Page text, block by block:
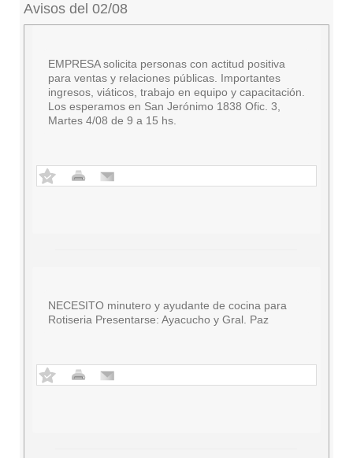
Avisos del 02/08
EMPRESA solicita personas con actitud positiva
para ventas y relaciones públicas. Importantes
ingresos, viáticos, trabajo en equipo y capacitación.
Los esperamos en San Jerónimo 1838 Ofic. 3,
Martes 4/08 de 9 a 15 hs.
NECESITO minutero y ayudante de cocina para
Rotiseria Presentarse: Ayacucho y Gral. Paz